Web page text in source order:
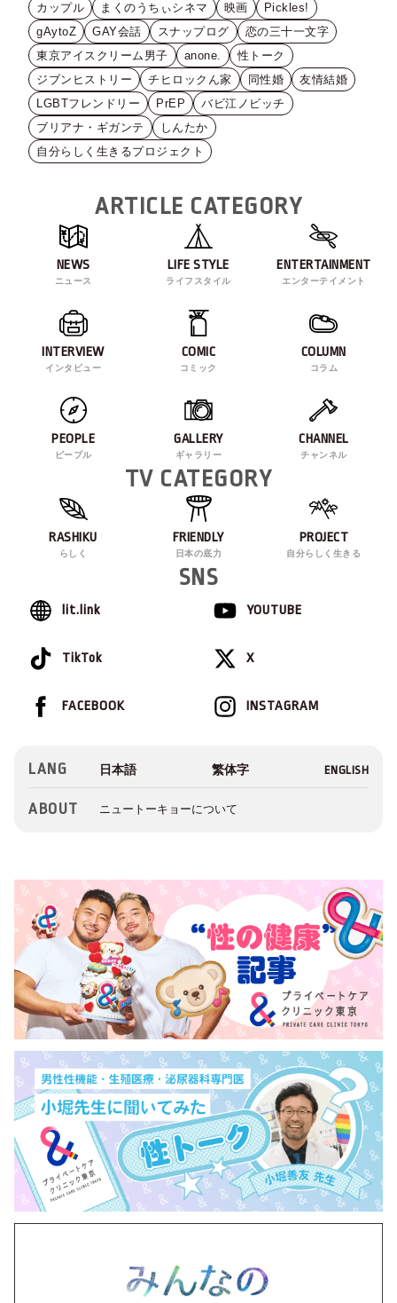
カップル まくのうちぃシネマ 映画
Pickles!
gAytoZ
GAY会話 スナップログ
恋の三十一文字
東京アイスクリーム男子
anone.
性トーク
ジブンヒストリー
チヒロックん家 同性婚
友情結婚
LGBTフレンドリー
PrEP
バビ江ノビッチ
ブリアナ・ギガンテ
しんたか
自分らしく生きるプロジェクト
ARTICLE CATEGORY
NEWS
ニュース
LIFE STYLE
ライフスタイル
ENTERTAINMENT
エンターテイメント
INTERVIEW
インタビュー
COMIC
コミック
COLUMN
コラム
PEOPLE
ピープル
GALLERY
ギャラリー
CHANNEL
チャンネル
TV CATEGORY
RASHIKU
らしく
FRIENDLY
日本の底力
PROJECT
自分らしく生きる
SNS
lit.link YOUTUBE
TikTok X
INSTAGRAM
FACEBOOK
LANG
ABOUT ニュートーキョーについて